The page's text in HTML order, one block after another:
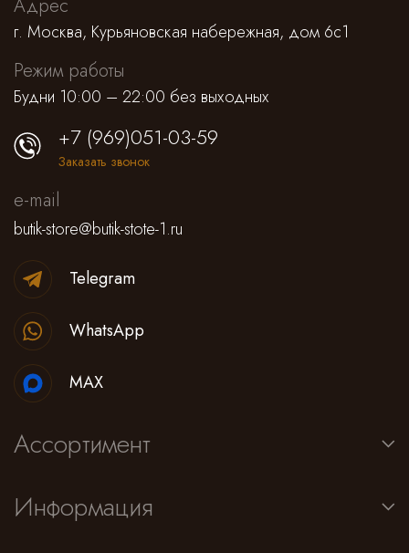
Адрес
г. Москва, Курьяновская набережная, дом 6с1
Режим работы
Будни 10:00 – 22:00 без выходных
Ассортимент
Информация
+7 (969)051-03-59
Заказать звонок
e-mail
butik-store@butik-stote-1.ru
Telegram
WhatsApp
MAX